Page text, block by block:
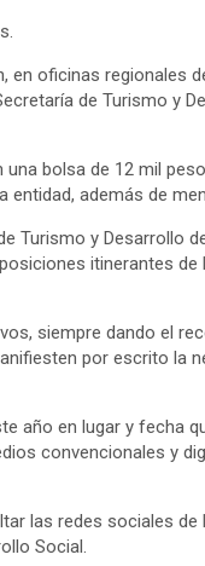
oficinas regionales
de Turismo y
bolsa de 12 mil
entidad, además de
Turismo y Desarrollo
itinerantes
siempre dando el
por escrito la
año en lugar y fecha
convencionales y
las redes sociales de
Social.